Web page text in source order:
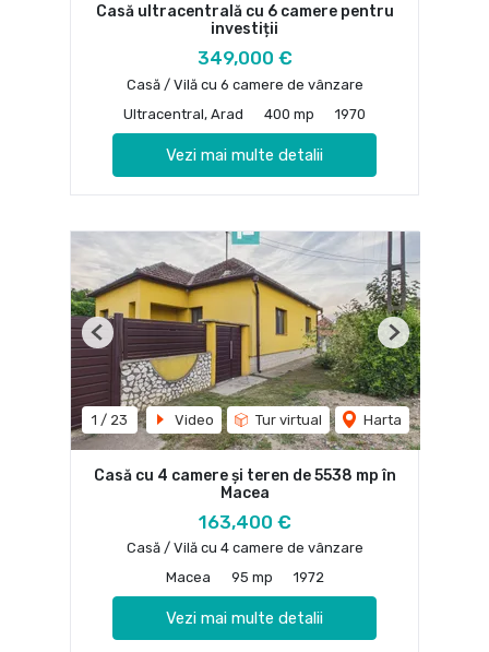
Casă ultracentrală cu 6 camere pentru
investiții
349,000 €
Casă / Vilă cu 6 camere de vânzare
Ultracentral, Arad
400 mp 1970
Vezi mai multe detalii
1 / 23 Video Tur virtual Harta
Previous Next
Casă cu 4 camere și teren de 5538 mp în
Macea
163,400 €
Casă / Vilă cu 4 camere de vânzare
Macea
95 mp 1972
Vezi mai multe detalii